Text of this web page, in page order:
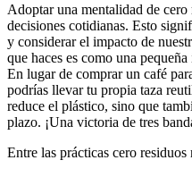
Adoptar una mentalidad de
decisiones cotidianas. Esto
y considerar el impacto de
que haces es como una
En lugar de comprar un café
podrías llevar tu propia taza
reduce el plástico, sino que
plazo. ¡Una victoria de tres
Entre las prácticas cero residuos